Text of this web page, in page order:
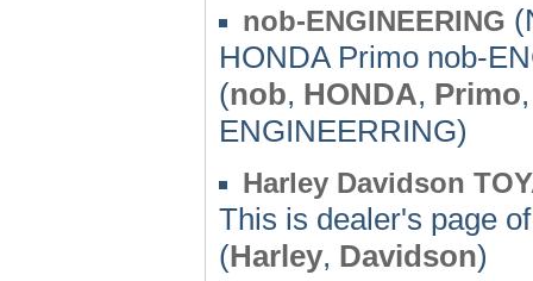
nob-ENGINEERING
HONDA Primo nob-
(nob, HONDA, Primo
ENGINEERRING)
Harley Davidson
This is dealer's page
(Harley, Davidson)